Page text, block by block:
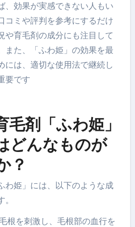
、効果が実感できない人もい
コミや評判を参考にするだけ
や育毛剤の成分にも注目して
また、「ふわ姫」の効果を最
には、適切な使用法で継続し
要です
毛剤「ふわ姫」
どんなものが
？
わ姫」には、以下のような成
根を刺激し、毛根部の血行を